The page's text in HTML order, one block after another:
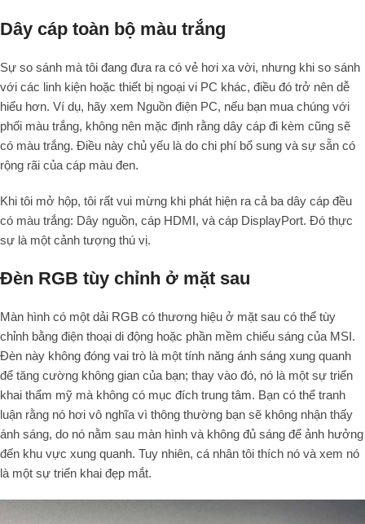
Dây cáp toàn bộ màu trắng
Sự so sánh mà tôi đang đưa ra có vẻ hơi xa vời, nhưng khi so sánh
với các linh kiện hoặc thiết bị ngoại vi PC khác, điều đó trở nên dễ
hiểu hơn. Ví dụ, hãy xem Nguồn điện PC, nếu bạn mua chúng với
phối màu trắng, không nên mặc định rằng dây cáp đi kèm cũng sẽ
có màu trắng. Điều này chủ yếu là do chi phí bổ sung và sự sẵn có
rộng rãi của cáp màu đen.
Khi tôi mở hộp, tôi rất vui mừng khi phát hiện ra cả ba dây cáp đều
có màu trắng: Dây nguồn, cáp HDMI, và cáp DisplayPort. Đó thực
sự là một cảnh tượng thú vị.
Đèn RGB tùy chỉnh ở mặt sau
Màn hình có một dải RGB có thương hiệu ở mặt sau có thể tùy
chỉnh bằng điện thoại di động hoặc phần mềm chiếu sáng của MSI.
Đèn này không đóng vai trò là một tính năng ánh sáng xung quanh
để tăng cường không gian của bạn; thay vào đó, nó là một sự triển
khai thẩm mỹ mà không có mục đích trung tâm. Bạn có thể tranh
luận rằng nó hơi vô nghĩa vì thông thường bạn sẽ không nhận thấy
ánh sáng, do nó nằm sau màn hình và không đủ sáng để ảnh hưởng
đến khu vực xung quanh. Tuy nhiên, cá nhân tôi thích nó và xem nó
là một sự triển khai đẹp mắt.